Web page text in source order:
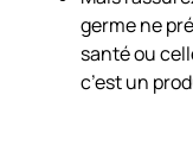
germe ne
santé ou
c’est un